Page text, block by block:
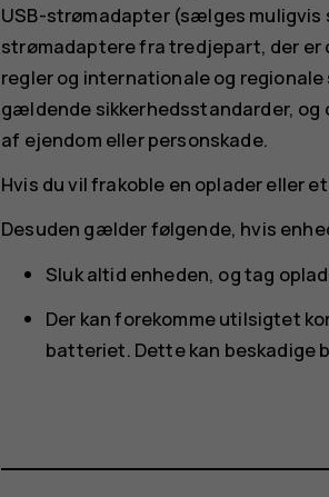
USB-strømadapter (sælges muligvis
strømadaptere fra tredjepart, der er
regler og internationale og
gældende sikkerhedsstandarder, og
af ejendom eller personskade.
Hvis du vil frakoble en oplader eller
Desuden gælder følgende, hvis
Sluk altid enheden, og tag
Der kan forekomme utilsigtet
batteriet. Dette kan beskadige